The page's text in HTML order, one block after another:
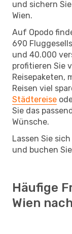
und sichern
Wien.
Auf Opodo
690
und 40.000
profitieren Sie
Reisepaketen,
Reisen viel
Städtereise
Sie das
Wünsche.
Lassen Sie
und buchen
Häufige
Wien